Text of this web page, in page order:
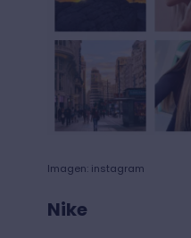
Imagen: instagram
Nike